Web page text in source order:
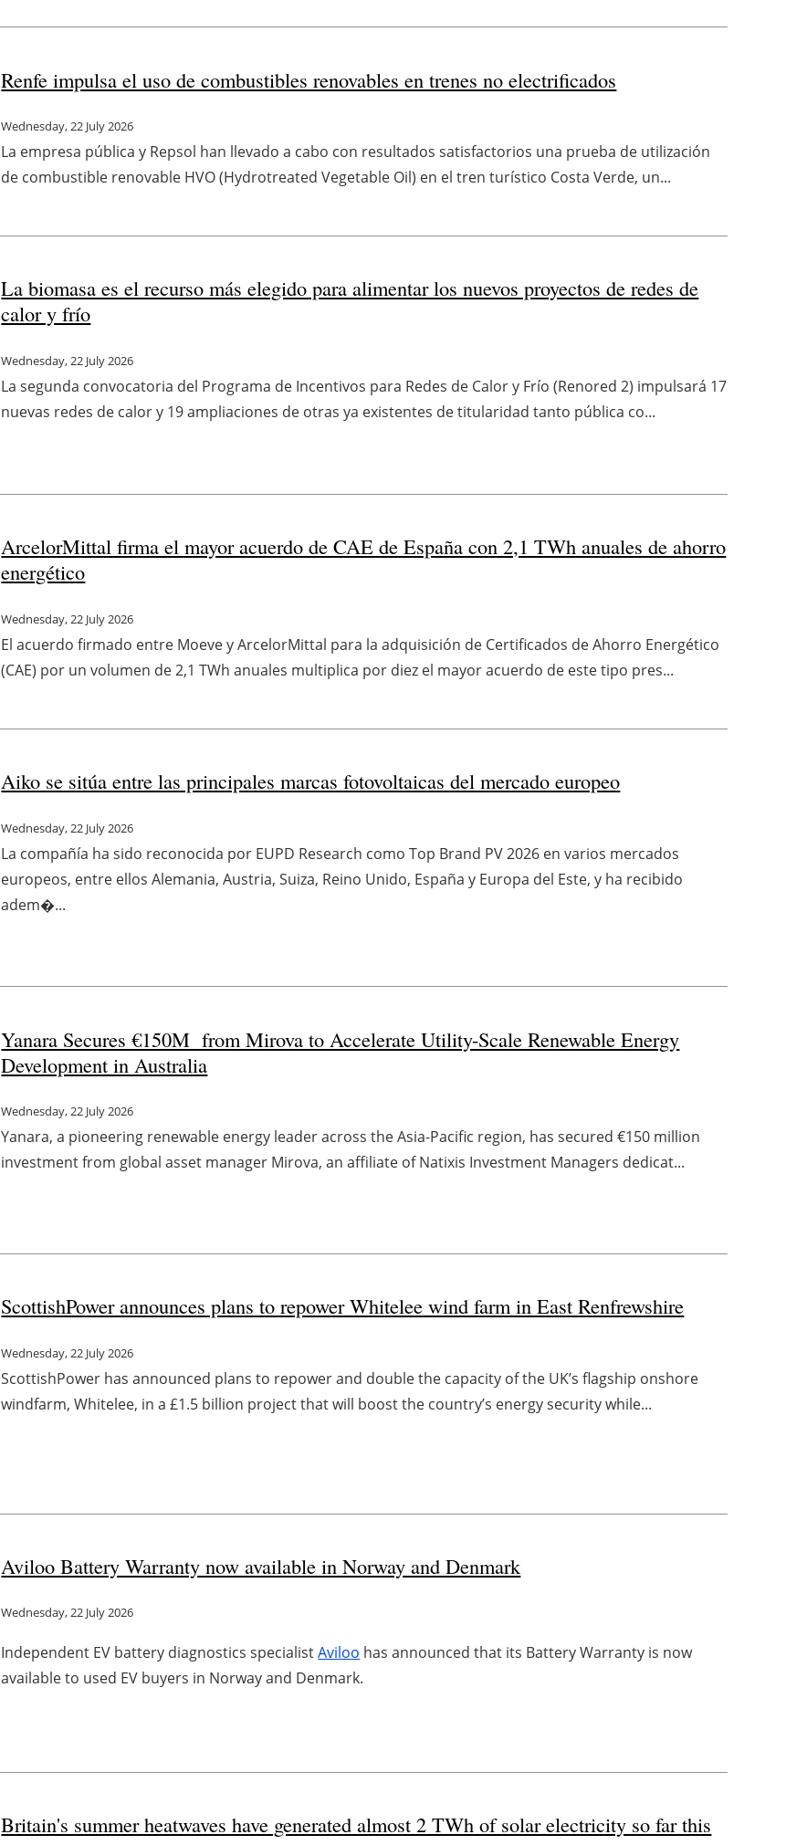
Renfe impulsa el uso de combustibles renovables en trenes no electrificados
Wednesday, 22 July 2026
La empresa pública y Repsol han llevado a cabo con resultados satisfactorios una prueba de utilización
de combustible renovable HVO (Hydrotreated Vegetable Oil) en el tren turístico Costa Verde, un...
La biomasa es el recurso más elegido para alimentar los nuevos proyectos de redes de
calor y frío
Wednesday, 22 July 2026
La segunda convocatoria del Programa de Incentivos para Redes de Calor y Frío (Renored 2) impulsará 17
nuevas redes de calor y 19 ampliaciones de otras ya existentes de titularidad tanto pública co...
ArcelorMittal firma el mayor acuerdo de CAE de España con 2,1 TWh anuales de ahorro
energético
Wednesday, 22 July 2026
El acuerdo firmado entre Moeve y ArcelorMittal para la adquisición de Certificados de Ahorro Energético
(CAE) por un volumen de 2,1 TWh anuales multiplica por diez el mayor acuerdo de este tipo pres...
Aiko se sitúa entre las principales marcas fotovoltaicas del mercado europeo
Wednesday, 22 July 2026
La compañía ha sido reconocida por EUPD Research como Top Brand PV 2026 en varios mercados
europeos, entre ellos Alemania, Austria, Suiza, Reino Unido, España y Europa del Este, y ha recibido
adem�...
Yanara Secures €150M from Mirova to Accelerate Utility-Scale Renewable Energy
Development in Australia
Wednesday, 22 July 2026
Yanara, a pioneering renewable energy leader across the Asia-Pacific region, has secured €150 million
investment from global asset manager Mirova, an affiliate of Natixis Investment Managers dedicat...
ScottishPower announces plans to repower Whitelee wind farm in East Renfrewshire
Wednesday, 22 July 2026
ScottishPower has announced plans to repower and double the capacity of the UK’s flagship onshore
windfarm, Whitelee, in a £1.5 billion project that will boost the country’s energy security while...
Aviloo Battery Warranty now available in Norway and Denmark
Wednesday, 22 July 2026
Independent EV battery diagnostics specialistAviloo has announced that its Battery Warranty is now
available to used EV buyers in Norway and Denmark.
Britain's summer heatwaves have generated almost 2 TWh of solar electricity so far this